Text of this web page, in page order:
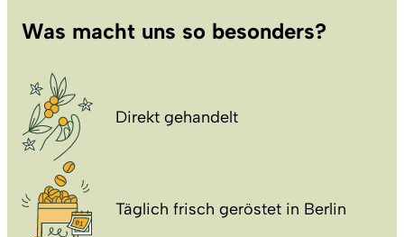
Was macht uns so besonders?
Direkt gehandelt
Täglich frisch geröstet in Berlin